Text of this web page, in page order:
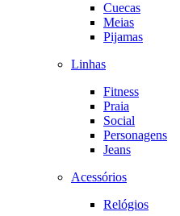
Cuecas
Meias
Pijamas
Linhas
Fitness
Praia
Social
Personagens
Jeans
Acessórios
Relógios